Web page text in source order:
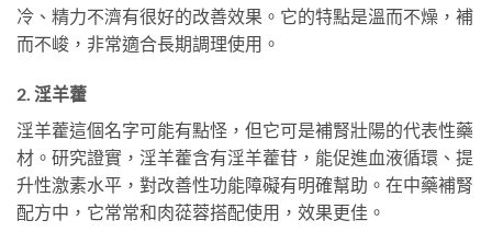
冷、精力不濟有很好的改善效果。它的特點是溫而不燥，補
而不峻，非常適合長期調理使用。
2. 淫羊藿
淫羊藿這個名字可能有點怪，但它可是補腎壯陽的代表性藥
材。研究證實，淫羊藿含有淫羊藿苷，能促進血液循環、提
升性激素水平，對改善性功能障礙有明確幫助。在中藥補腎
配方中，它常常和肉蓯蓉搭配使用，效果更佳。